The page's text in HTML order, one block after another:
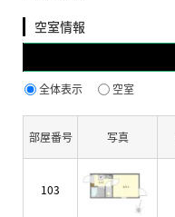
空室情報
全体表示 空室
部屋番号 写真
103